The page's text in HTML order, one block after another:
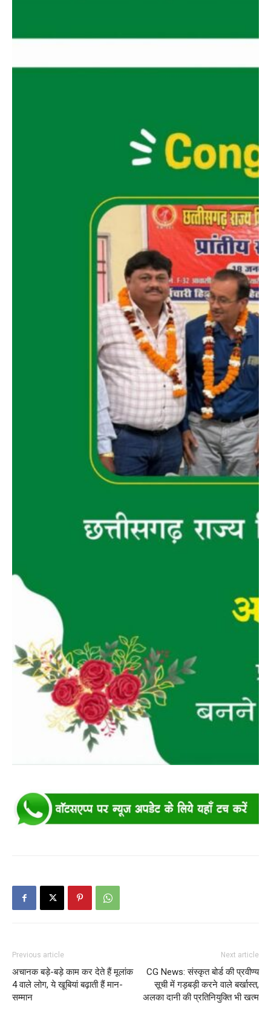
Previous article
अचानक बड़े-बड़े काम कर देते हैं मूलांक
4 वाले लोग, ये खूबियां बढ़ाती हैं मान-
सम्मान
Next article
CG News: संस्कृत बोर्ड की प्रवीण्य
सूची में गड़बड़ी करने वाले बर्खास्त,
अलका दानी की प्रतिनियुक्ति भी खत्म